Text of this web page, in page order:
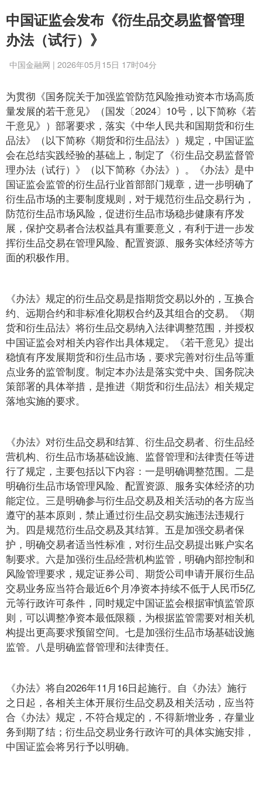
中国证监会发布《衍生品交易监督管理
办法（试行）》
中国金融网 | 2026年05月15日 17时04分
为贯彻《国务院关于加强监管防范风险推动资本市场高质
量发展的若干意见》（国发〔2024〕10号，以下简称《若
干意见》）部署要求，落实《中华人民共和国期货和衍生
品法》（以下简称《期货和衍生品法》）规定，中国证监
会在总结实践经验的基础上，制定了《衍生品交易监督管
理办法（试行）》（以下简称《办法》）。《办法》是中
国证监会监管的衍生品行业首部部门规章，进一步明确了
衍生品市场的主要制度规则，对于规范衍生品交易行为，
防范衍生品市场风险，促进衍生品市场稳步健康有序发
展，保护交易者合法权益具有重要意义，有利于进一步发
挥衍生品交易在管理风险、配置资源、服务实体经济等方
面的积极作用。
《办法》规定的衍生品交易是指期货交易以外的，互换合
约、远期合约和非标准化期权合约及其组合的交易。《期
货和衍生品法》将衍生品交易纳入法律调整范围，并授权
中国证监会对相关内容作出具体规定。《若干意见》提出
稳慎有序发展期货和衍生品市场，要求完善对衍生品等重
点业务的监管制度。制定本办法是落实党中央、国务院决
策部署的具体举措，是推进《期货和衍生品法》相关规定
落地实施的要求。
《办法》对衍生品交易和结算、衍生品交易者、衍生品经
营机构、衍生品市场基础设施、监督管理和法律责任等进
行了规定，主要包括以下内容：一是明确调整范围。二是
明确衍生品市场管理风险、配置资源、服务实体经济的功
能定位。三是明确参与衍生品交易及相关活动的各方应当
遵守的基本原则，禁止通过衍生品交易实施违法违规行
为。四是规范衍生品交易及其结算。五是加强交易者保
护，明确交易者适当性标准，对衍生品交易提出账户实名
制要求。六是加强衍生品经营机构监管，明确内部控制和
风险管理要求，规定证券公司、期货公司申请开展衍生品
交易业务应当符合最近6个月净资本持续不低于人民币5亿
元等行政许可条件，同时规定中国证监会根据审慎监管原
则，可以调整净资本最低限额，为根据监管需要对相关机
构提出更高要求预留空间。七是加强衍生品市场基础设施
监管。八是明确监督管理和法律责任。
《办法》将自2026年11月16日起施行。自《办法》施行
之日起，各相关主体开展衍生品交易及相关活动，应当符
合《办法》规定，不符合规定的，不得新增业务，存量业
务到期了结；衍生品交易业务行政许可的具体实施安排，
中国证监会将另行予以明确。